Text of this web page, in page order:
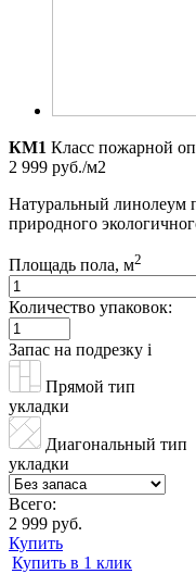
КМ1 Класс пожарной
2 999 руб./м2
Натуральный линолеум
природного
Площадь пола, м2
Количество упаковок:
Запас на подрезку i
Прямой тип
укладки
Диагональный тип
укладки
Всего:
2 999 руб.
Купить
Купить в 1 клик